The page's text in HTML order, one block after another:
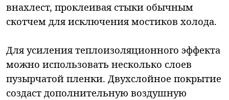
внахлест, проклеивая стыки обычным
скотчем для исключения мостиков холода.
Для усиления теплоизоляционного эффекта
можно использовать несколько слоев
пузырчатой пленки. Двухслойное покрытие
создаст дополнительную воздушную